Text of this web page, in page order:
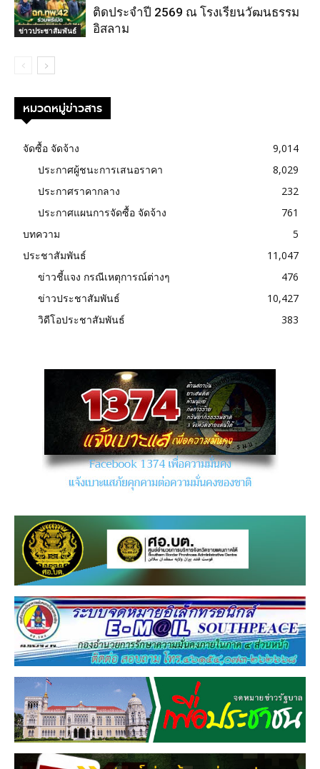
ข่าวประชาสัมพันธ์
ติดประจำปี 2569 ณ โรงเรียนวัฒนธรรม
อิสลาม
หมวดหมู่ข่าวสาร
จัดซื้อ จัดจ้าง
9,014
ประกาศผู้ชนะการเสนอราคา
8,029
ประกาศราคากลาง
232
ประกาศแผนการจัดซื้อ จัดจ้าง
761
บทความ
5
ประชาสัมพันธ์
11,047
ข่าวชี้แจง กรณีเหตุการณ์ต่างๆ
476
ข่าวประชาสัมพันธ์
10,427
วิดีโอประชาสัมพันธ์
383